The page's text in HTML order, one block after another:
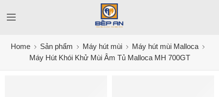
Home Sản phẩm Máy hút mùi
Máy hút mùi Malloca
Máy Hút Khói Khử Mùi Âm Tủ Malloca MH 700GT